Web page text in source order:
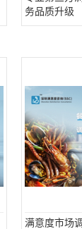
务品质升级
满意度市场